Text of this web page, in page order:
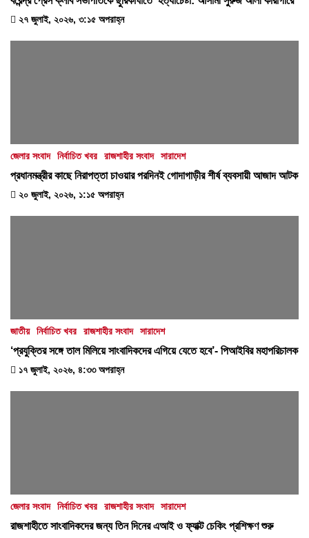
২৭ জুলাই, ২০২৬, ৩:১৫ অপরাহ্ন
জেলার সংবাদ নির্বাচিত খবর রাজশাহীর সংবাদ সারাদেশ
প্রধানমন্ত্রীর কাছে নিরাপত্তা চাওয়ার পরদিনই গোদাগাড়ীর শীর্ষ ব্যবসায়ী আজাদ আটক
২০ জুলাই, ২০২৬, ১:১৫ অপরাহ্ন
জাতীয় নির্বাচিত খবর রাজশাহীর সংবাদ সারাদেশ
‘প্রযুক্তির সঙ্গে তাল মিলিয়ে সাংবাদিকদের এগিয়ে যেতে হবে’- পিআইবির মহাপরিচালক
১৭ জুলাই, ২০২৬, ৪:৩৩ অপরাহ্ন
জেলার সংবাদ নির্বাচিত খবর রাজশাহীর সংবাদ সারাদেশ
রাজশাহীতে সাংবাদিকদের জন্য তিন দিনের এআই ও ফ্যাক্ট চেকিং প্রশিক্ষণ শুরু